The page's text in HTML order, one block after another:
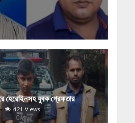
হেরোইনসহ যুবক গ্রেফতার
421 Views